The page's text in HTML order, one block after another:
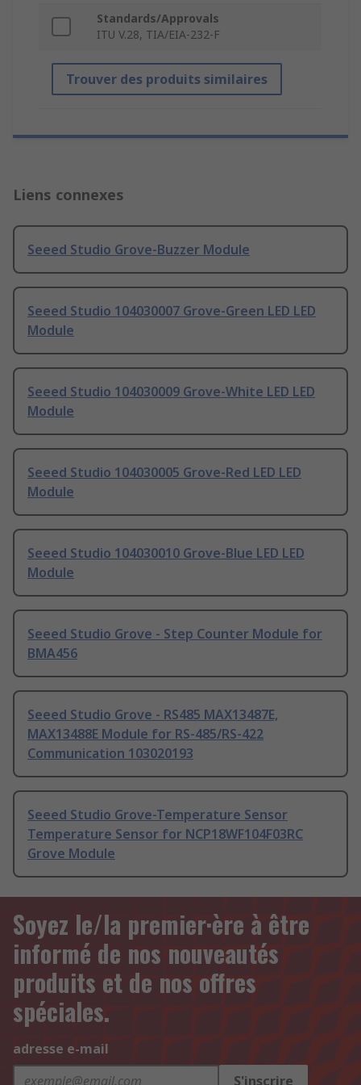
Standards/Approvals
ITU V.28, TIA/EIA-232-F
Trouver des produits similaires
Liens connexes
Seeed Studio Grove-Buzzer Module
Seeed Studio 104030007 Grove-Green LED LED
Module
Seeed Studio 104030009 Grove-White LED LED
Module
Seeed Studio 104030005 Grove-Red LED LED
Module
Seeed Studio 104030010 Grove-Blue LED LED
Module
Seeed Studio Grove - Step Counter Module for
BMA456
Seeed Studio Grove - RS485 MAX13487E,
MAX13488E Module for RS-485/RS-422
Communication 103020193
Seeed Studio Grove-Temperature Sensor
Temperature Sensor for NCP18WF104F03RC
Grove Module
Soyez le/la premier·ère à être
informé de nos nouveautés
produits et de nos offres
spéciales.
adresse e-mail
S'inscrire